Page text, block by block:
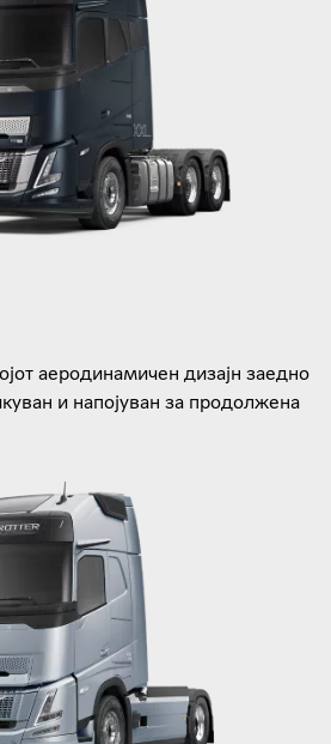
аеродинамичен дизајн заедно
и напојуван за продолжена